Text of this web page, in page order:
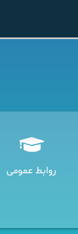
روابط عمومی